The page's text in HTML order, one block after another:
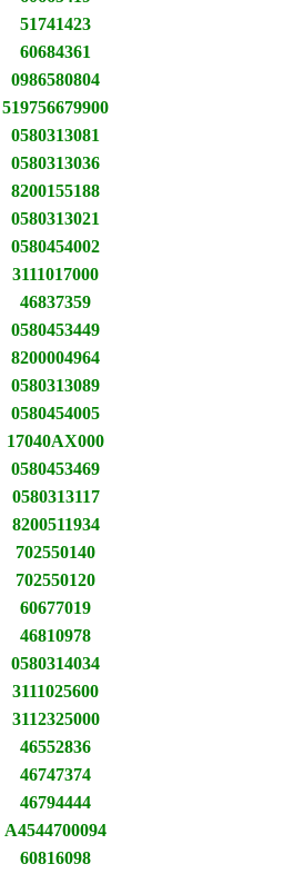
51741423
60684361
0986580804
519756679900
0580313081
0580313036
8200155188
0580313021
0580454002
3111017000
46837359
0580453449
8200004964
0580313089
0580454005
17040AX000
0580453469
0580313117
8200511934
702550140
702550120
60677019
46810978
0580314034
3111025600
3112325000
46552836
46747374
46794444
A4544700094
60816098